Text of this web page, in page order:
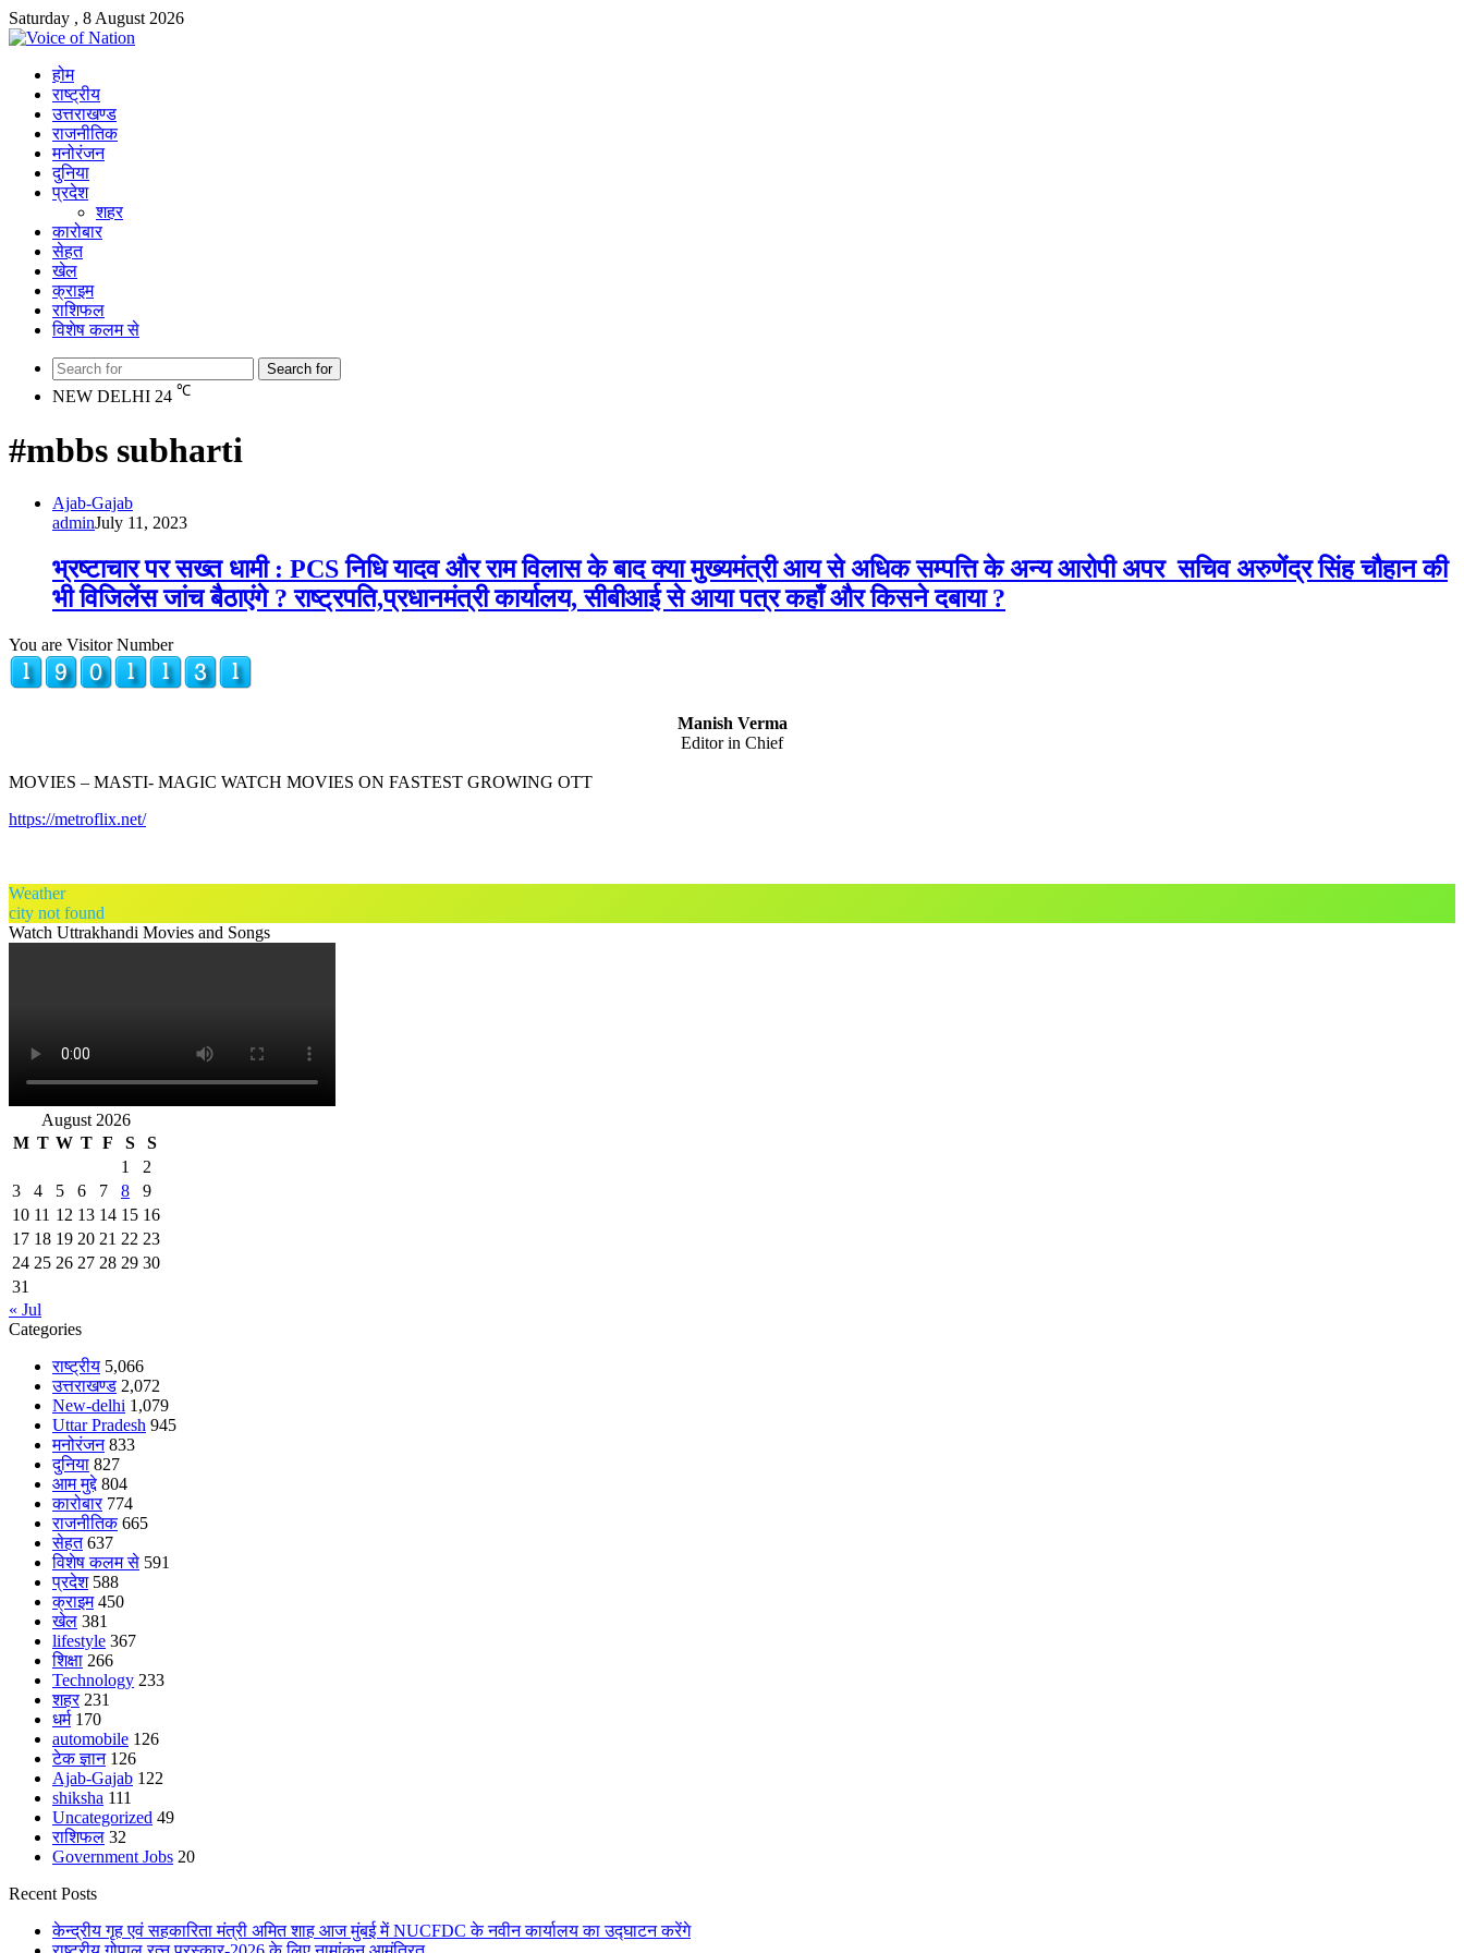
Saturday , 8 August 2026
होम
राष्ट्रीय
उत्तराखण्ड
राजनीतिक
मनोरंजन
दुनिया
प्रदेश
शहर
कारोबार
सेहत
खेल
क्राइम
राशिफल
विशेष कलम से
Search for
NEW DELHI 24 ℃
#mbbs subharti
Ajab-Gajab
adminJuly 11, 2023
भ्रष्टाचार पर सख्त धामी : PCS निधि यादव और राम विलास के बाद क्या मुख्यमंत्री आय से अधिक सम्पत्ति के अन्य आरोपी अपर सचिव अरुणेंद्र सिंह चौहान की
भी विजिलेंस जांच बैठाएंगे ? राष्ट्रपति,प्रधानमंत्री कार्यालय, सीबीआई से आया पत्र कहाँ और किसने दबाया ?
You are Visitor Number
Manish Verma
Editor in Chief
MOVIES – MASTI- MAGIC WATCH MOVIES ON FASTEST GROWING OTT
https://metroflix.net/
Weather
city not found
Watch Uttrakhandi Movies and Songs
August 2026
M T W T F S
S
1
2
3
4 5 6 7 8
9
10 11 12 13 14 15 16
17 18 19 20 21 22 23
24 25 26 27 28 29 30
31
« Jul
Categories
राष्ट्रीय 5,066
उत्तराखण्ड 2,072
New-delhi 1,079
Uttar Pradesh 945
मनोरंजन 833
दुनिया 827
आम मुद्दे 804
कारोबार 774
राजनीतिक 665
सेहत 637
विशेष कलम से 591
प्रदेश 588
क्राइम 450
खेल 381
lifestyle 367
शिक्षा 266
Technology 233
शहर 231
धर्म 170
automobile 126
टेक ज्ञान 126
Ajab-Gajab 122
shiksha 111
Uncategorized 49
राशिफल 32
Government Jobs 20
Recent Posts
केन्द्रीय गृह एवं सहकारिता मंत्री अमित शाह आज मुंबई में NUCFDC के नवीन कार्यालय का उद्घाटन करेंगे